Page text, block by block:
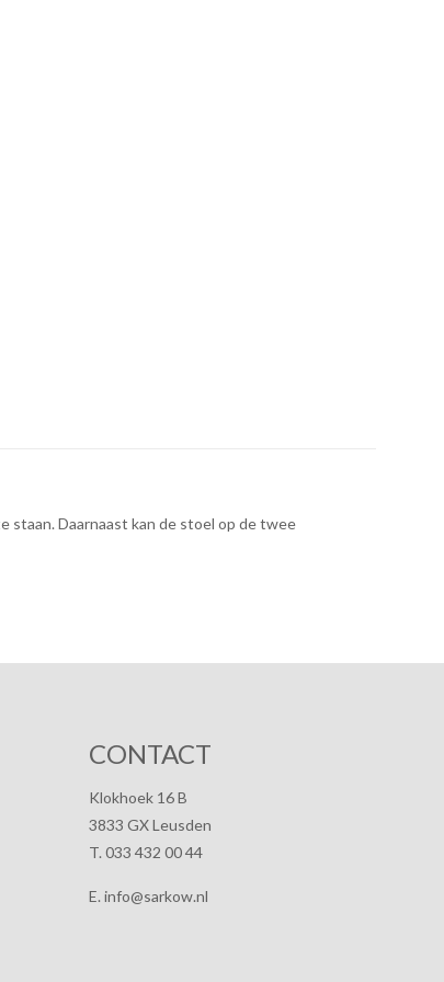
Daarnaast kan de stoel op de twee
CONTACT
Klokhoek 16 B
3833 GX Leusden
T. 033 432 00 44
E. info@sarkow.nl